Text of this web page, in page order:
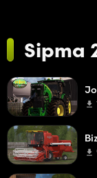
Sipma